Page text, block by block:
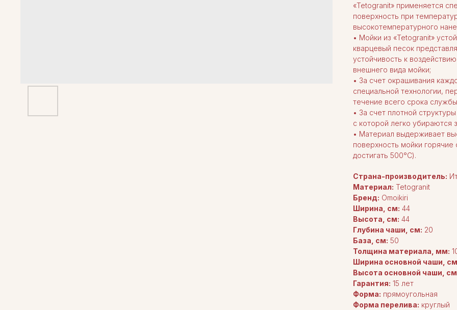
«Tetogranit» применяется
поверхность при
высокотемпературного
• Мойки из «Tetogranit»
кварцевый песок
устойчивость к
внешнего вида мойки;
• За счет окрашивания
специальной технологии,
течение всего срока
• За счет плотной
с которой легко убираются
• Материал выдерживает
поверхность мойки
достигать 500°С).
Страна-производитель:
Материал: Tetogranit
Бренд: Omoikiri
Ширина, см: 44
Высота, см: 44
Глубина чаши, см: 20
База, см: 50
Толщина материала, мм:
Ширина основной чаши,
Высота основной чаши,
Гарантия: 15 лет
Форма: прямоугольная
Форма перелива: круглый